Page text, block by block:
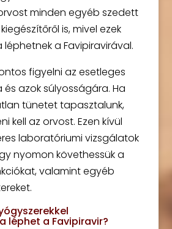
minden egyéb szedett
is, mivel ezek
a Favipiravirával.
figyelni az esetleges
azok súlyosságára. Ha
tünetet tapasztalunk,
kell az orvost. Ezen kívül
laboratóriumi vizsgálatok
nyomon követhessük a
valamint egyéb
léphet a Favipiravir?